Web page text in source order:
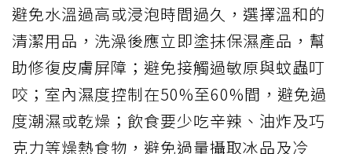
避免水溫過高或浸泡時間過久，選擇溫和的
清潔用品，洗澡後應立即塗抹保濕產品，幫
助修復皮膚屏障；避免接觸過敏原與蚊蟲叮
咬；室內濕度控制在50%至60%間，避免過
度潮濕或乾燥；飲食要少吃辛辣、油炸及巧
克力等燥熱食物，避免過量攝取冰品及冷